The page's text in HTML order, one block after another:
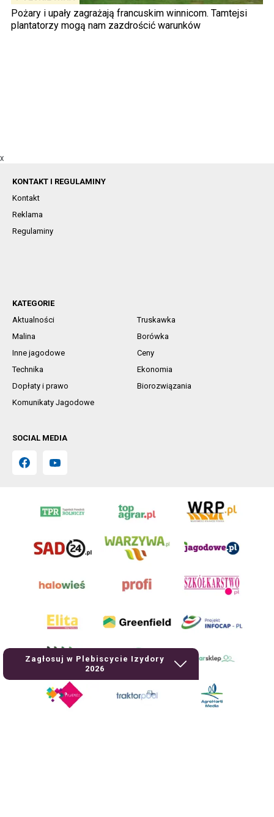
Pożary i upały zagrażają francuskim winnicom. Tamtejsi
plantatorzy mogą nam zazdrościć warunków
X
Zagłosuj w Plebiscycie Izydory
2026
KONTAKT I REGULAMINY
Kontakt
Reklama
Regulaminy
KATEGORIE
Aktualności
Truskawka
Malina
Borówka
Inne jagodowe
Ceny
Technika
Ekonomia
Dopłaty i prawo
Biorozwiązania
Komunikaty Jagodowe
SOCIAL MEDIA